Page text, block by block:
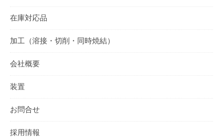
在庫対応品
加工（溶接・切削・同時焼結）
会社概要
装置
お問合せ
採用情報